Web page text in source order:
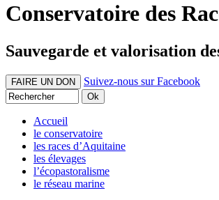
Conservatoire des
Sauvegarde et valorisation
FAIRE UN DON Suivez-nous sur Facebook
Accueil
le conservatoire
les races d’Aquitaine
les élevages
l’écopastoralisme
le réseau marine